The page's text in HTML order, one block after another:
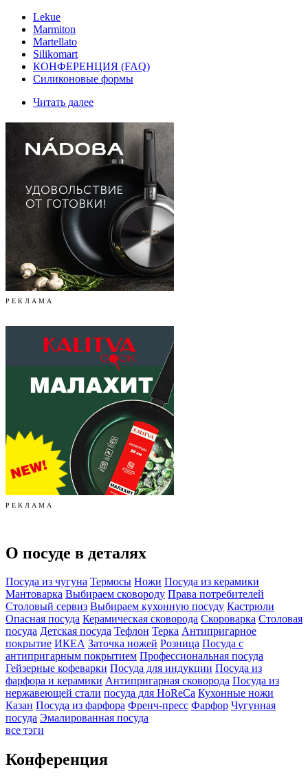
Lekue
Marmiton
Martellato
Silikomart
КОНФЕРЕНЦИЯ (FAQ)
Силиконовые формы
Читать далее
Р Е К Л А М А
Р Е К Л А М А
О посуде в деталях
Посуда из чугуна Термосы Ножи Посуда из керамики
Мантоварка Выбираем сковороду Права потребителей
Столовый сервиз Выбираем кухонную посуду Кастрюли
Опасная посуда Керамическая сковорода Скороварка Столовая
посуда Детская посуда Тефлон Терка Антипригарное
покрытие ИКЕА Заточка ножей Розница Посуда с
антипригарным покрытием Профессиональная посуда
Гейзерные кофеварки Посуда для индукции Посуда из
фарфора и керамики Антипригарная сковорода Посуда из
нержавеющей стали посуда для HoReCa Кухонные ножи
Казан Посуда из фарфора Френч-пресс Фарфор Чугунная
посуда Эмалированная посуда
все тэги
Конференция